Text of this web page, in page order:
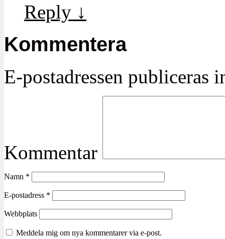
Reply ↓
Kommentera
E-postadressen publiceras
Kommentar
Namn *
E-postadress *
Webbplats
Meddela mig om nya kommentarer via e-post.